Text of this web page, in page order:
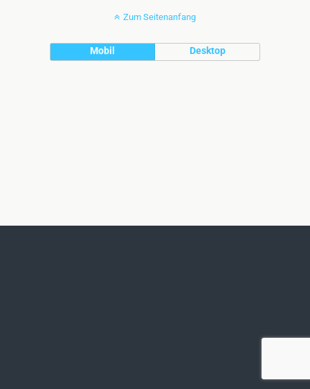
Zum Seitenanfang
Mobil Desktop